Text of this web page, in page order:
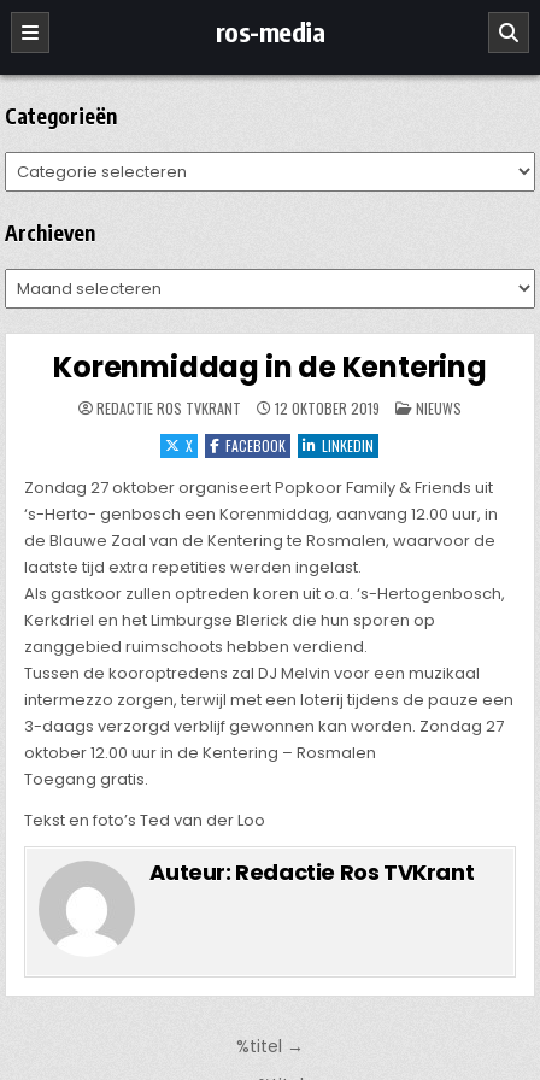
Ga
naar
de
inhoud
ros-media
Categorieën
Categorieën
Archieven
Archieven
Korenmiddag in de Kentering
REDACTIE ROS TVKRANT 12 OKTOBER 2019 GEPLAATST
IN
NIEUWS
X
FACEBOOK LINKEDIN
Zondag 27 oktober organiseert Popkoor Family & Friends uit
‘s-Herto- genbosch een Korenmiddag, aanvang 12.00 uur, in
de Blauwe Zaal van de Kentering te Rosmalen, waarvoor de
laatste tijd extra repetities werden ingelast.
Als gastkoor zullen optreden koren uit o.a. ‘s-Hertogenbosch,
Kerkdriel en het Limburgse Blerick die hun sporen op
zanggebied ruimschoots hebben verdiend.
Tussen de kooroptredens zal DJ Melvin voor een muzikaal
intermezzo zorgen, terwijl met een loterij tijdens de pauze een
3-daags verzorgd verblijf gewonnen kan worden. Zondag 27
oktober 12.00 uur in de Kentering – Rosmalen
Toegang gratis.
Tekst en foto’s Ted van der Loo
Auteur: Redactie Ros TVKrant
%titel →